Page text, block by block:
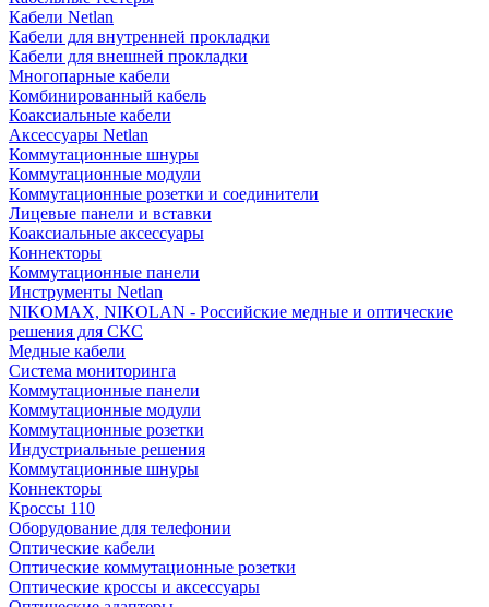
Кабели Netlan
Кабели для внутренней прокладки
Кабели для внешней прокладки
Многопарные кабели
Комбинированный кабель
Коаксиальные кабели
Аксессуары Netlan
Коммутационные шнуры
Коммутационные модули
Коммутационные розетки и соединители
Лицевые панели и вставки
Коаксиальные аксессуары
Коннекторы
Коммутационные панели
Инструменты Netlan
NIKOMAX, NIKOLAN - Российские медные и оптические
решения для СКС
Медные кабели
Система мониторинга
Коммутационные панели
Коммутационные модули
Коммутационные розетки
Индустриальные решения
Коммутационные шнуры
Коннекторы
Кроссы 110
Оборудование для телефонии
Оптические кабели
Оптические коммутационные розетки
Оптические кроссы и аксессуары